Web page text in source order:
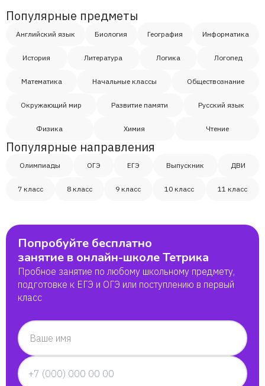
Популярные предметы
Английский язык Биология География Информатика
История Литература Логика Логопед
Математика Начальные классы Обществознание
Окружающий мир Развитие памяти Русский язык
Физика Химия Чтение
Популярные направления
Олимпиады ОГЭ ЕГЭ Выпускник ДВИ
7 класс 8 класс 9 класс 10 класс 11 класс
Попробуйте бесплатно
занятие в онлайн-школе Тетрика
Пробное занятие по любому школьному предмету,
подготовке к ЕГЭ и ОГЭ или поступлению в первый
класс
Ваше имя